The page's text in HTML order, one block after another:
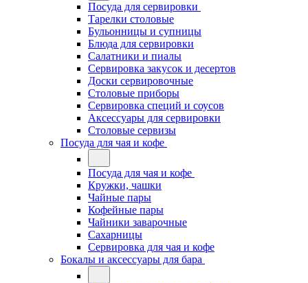
Посуда для сервировки
Тарелки столовые
Бульонницы и супницы
Блюда для сервировки
Салатники и пиалы
Сервировка закусок и десертов
Доски сервировочные
Столовые приборы
Сервировка специй и соусов
Аксессуары для сервировки
Столовые сервизы
Посуда для чая и кофе
Посуда для чая и кофе
Кружки, чашки
Чайные пары
Кофейные пары
Чайники заварочные
Сахарницы
Сервировка для чая и кофе
Бокалы и аксессуары для бара